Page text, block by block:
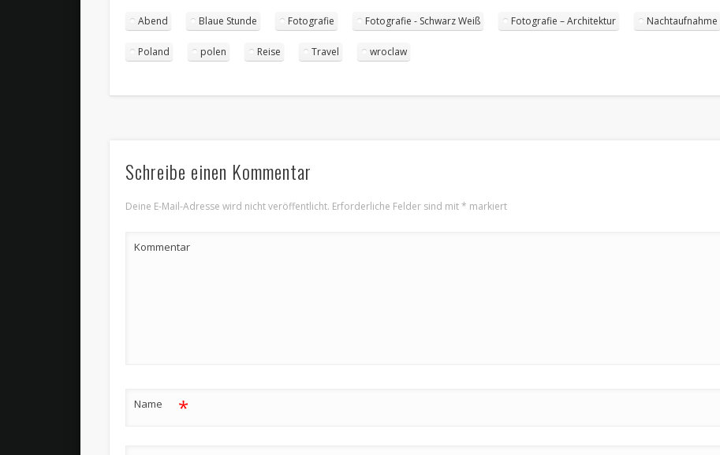
Abend Blaue Stunde Fotografie Fotografie - Schwarz Weiß Fotografie – Architektur Nachtaufnahme
Poland polen Reise Travel wroclaw
Schreibe einen Kommentar
Deine E-Mail-Adresse wird nicht veröffentlicht. Erforderliche Felder sind mit* markiert
Kommentar
Name *